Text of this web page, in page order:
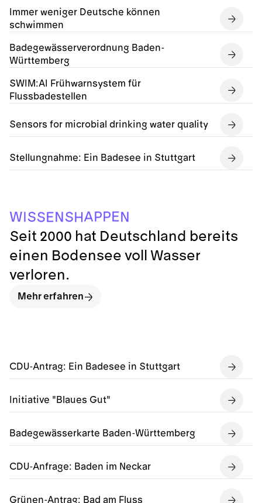
Immer weniger Deutsche können
schwimmen
Badegewässerverordnung Baden-
Württemberg
SWIM:AI Frühwarnsystem für
Flussbadestellen
Sensors for microbial drinking water quality
Stellungnahme: Ein Badesee in Stuttgart
CDU-Antrag: Ein Badesee in Stuttgart
Initiative "Blaues Gut"
Badegewässerkarte Baden-Württemberg
CDU-Anfrage: Baden im Neckar
Grünen-Antrag: Bad am Fluss
WISSENSHA PPEN
Seit 2000 hat Deutschland bereits
einen Bodensee voll Wasser
verloren.
Mehr erfahren